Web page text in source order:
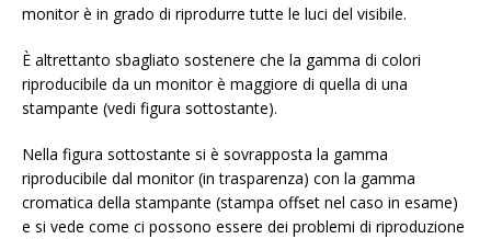
monitor è in grado di riprodurre tutte le luci del visibile.
È altrettanto sbagliato sostenere che la gamma di colori
riproducibile da un monitor è maggiore di quella di una
stampante (vedi figura sottostante).
Nella figura sottostante si è sovrapposta la gamma
riproducibile dal monitor (in trasparenza) con la gamma
cromatica della stampante (stampa offset nel caso in esame)
e si vede come ci possono essere dei problemi di riproduzione